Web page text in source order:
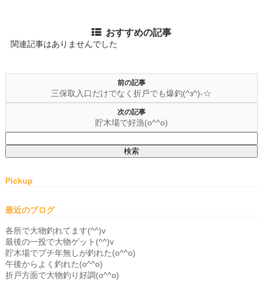
おすすめの記事
関連記事はありませんでした
前の記事
三保取入口だけでなく折戸でも爆釣(^з^)-☆
次の記事
貯木場で好漁(o^^o)
索:
Pickup
最近のブログ
各所で大物釣れてます(^^)v
最後の一投で大物ゲット(^^)v
貯木場でプチ年無しが釣れた(o^^o)
午後からよく釣れた(o^^o)
折戸方面で大物釣り好調(o^^o)